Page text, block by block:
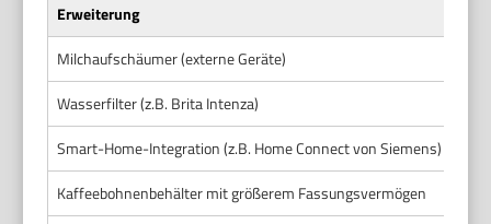
Erweiterung
Milchaufschäumer (externe Geräte)
Wasserfilter (z.B. Brita Intenza)
Smart-Home-Integration (z.B. Home Connect von Siemens)
Kaffeebohnenbehälter mit größerem Fassungsvermögen